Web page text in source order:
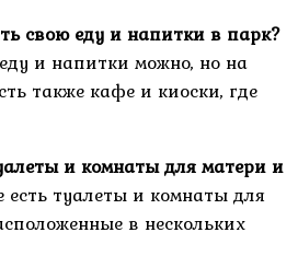
свою еду и напитки в парк?
и напитки можно, но на
также кафе и киоски, где
и комнаты для матери и
есть туалеты и комнаты для
в нескольких